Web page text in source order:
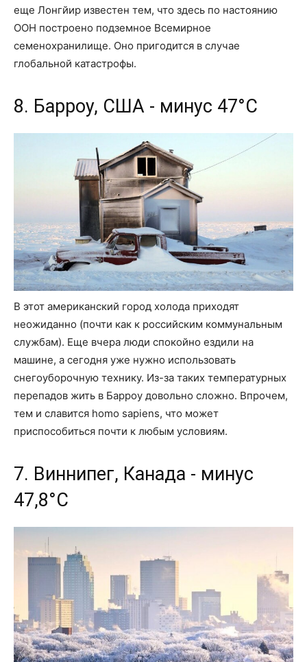
еще Лонгйир известен тем, что здесь по настоянию
ООН построено подземное Всемирное
семенохранилище. Оно пригодится в случае
глобальной катастрофы.
8. Барроу, США - минус 47°C
В этот американский город холода приходят
неожиданно (почти как к российским коммунальным
службам). Еще вчера люди спокойно ездили на
машине, а сегодня уже нужно использовать
снегоуборочную технику. Из-за таких температурных
перепадов жить в Барроу довольно сложно. Впрочем,
тем и славится homo sapiens, что может
приспособиться почти к любым условиям.
7. Виннипег, Канада - минус
47,8°C